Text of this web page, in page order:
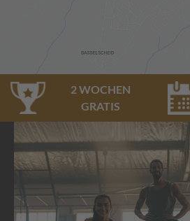
2 WOCHEN
GRATIS